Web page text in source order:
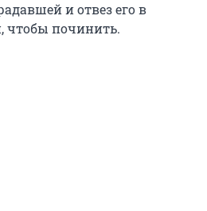
и отвез его в
чтобы починить.